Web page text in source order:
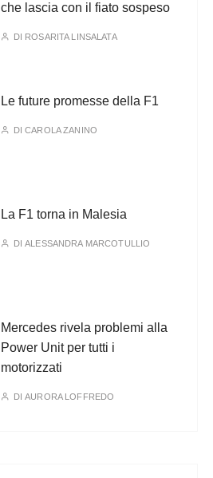
che lascia con il fiato sospeso
DI ROSARITA LINSALATA
Le future promesse della F1
DICAROLA ZANINO
La F1 torna in Malesia
DIALESSANDRA MARCOTULLIO
Mercedes rivela problemi alla
Power Unit per tutti i
motorizzati
DIAURORA LOFFREDO